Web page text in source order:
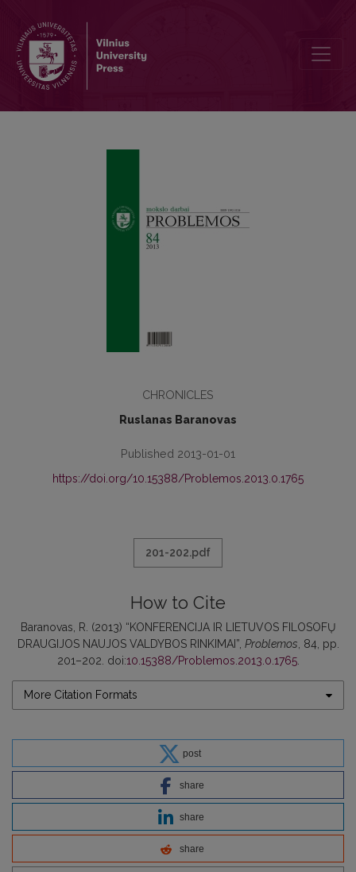
CHRONICLES
Ruslanas Baranovas
Published 2013-01-01
https://doi.org/10.15388/Problemos.2013.0.1765
201-202.pdf
How to Cite
Baranovas, R. (2013) “KONFERENCIJA IR LIETUVOS FILOSOFŲ
DRAUGIJOS NAUJOS VALDYBOS RINKIMAI”, Problemos , 84, pp.
201–202. doi:10.15388/Problemos.2013.0.1765.
More Citation Formats
post
share
share
share